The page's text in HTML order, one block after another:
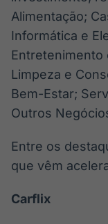
Soluções de
Tecnologia
Alimentação;
Informática e
Entretenimento
Limpeza e
Bem-Estar;
Outros
Entre os
que vêm
Carflix